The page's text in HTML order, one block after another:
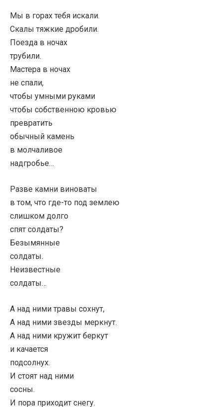
Мы в горах тебя искали.
Скалы тяжкие дробили.
Поезда в ночах
трубили.
Мастера в ночах
не спали,
чтобы умными руками
чтобы собственною кровью
превратить
обычный камень
в молчаливое
надгробье…
Разве камни виноваты
в том, что где-то под землею
слишком долго
спят солдаты?
Безымянные
солдаты.
Неизвестные
солдаты…
А над ними травы сохнут,
А над ними звезды меркнут.
А над ними кружит беркут
и качается
подсолнух.
И стоят над ними
сосны.
И пора приходит снегу.